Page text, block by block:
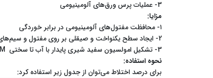
راهنمای
خرید
3- عملیات پرس ورق‌های آلومینیومی
مزایا:
۱- محافظت مفتول‌های آلومینیومی در برابر خوردگی
2- ایجاد سطح یکنواخت و صیقلی بر روی مفتول و سیم‌های کشیده شده
3- تشکیل امولسیون سفید شیری پایدار با آب تا سختی ۳۵۰PPM
نحوه استفاده:
برای درصد اختلاط می‌توان از جدول زیر استفاده کرد: